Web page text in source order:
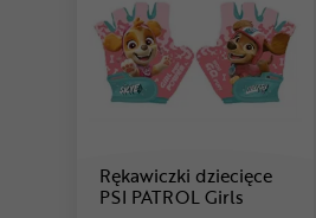
Rękawiczki dziecięce
PSI PATROL Girls